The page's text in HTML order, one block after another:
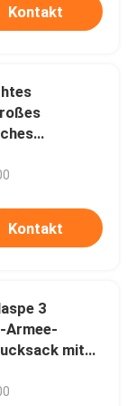
Kontakt
1050D
Kontakt
3
mit